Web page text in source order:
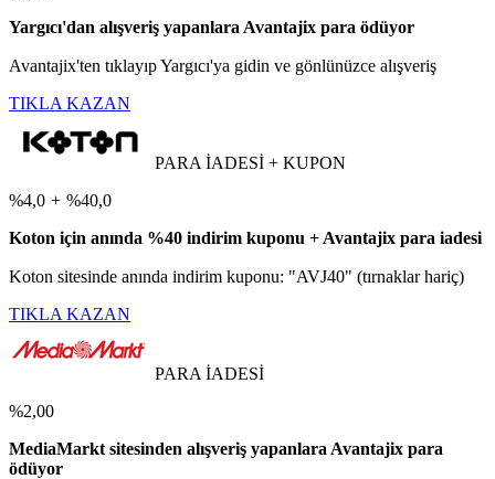
Yargıcı'dan alışveriş yapanlara Avantajix para ödüyor
Avantajix'ten tıklayıp Yargıcı'ya gidin ve gönlünüzce alışveriş
TIKLA KAZAN
PARA İADESİ + KUPON
%4,0 + %40,0
Koton için anında %40 indirim kuponu + Avantajix para iadesi
Koton sitesinde anında indirim kuponu: "AVJ40" (tırnaklar hariç)
TIKLA KAZAN
PARA İADESİ
%2,00
MediaMarkt sitesinden alışveriş yapanlara Avantajix para
ödüyor